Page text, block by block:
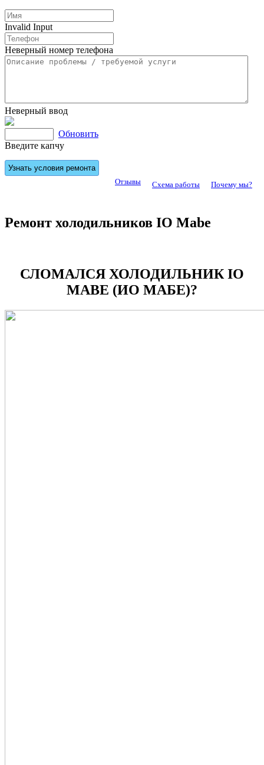
Invalid Input
Неверный номер телефона
Неверный ввод
Обновить
Введите капчу
Отзывы Почему мы?
Схема работы
Ремонт холодильников IO Mabe
СЛОМАЛСЯ ХОЛОДИЛЬНИК IO
MABE (ИО МАБЕ)?